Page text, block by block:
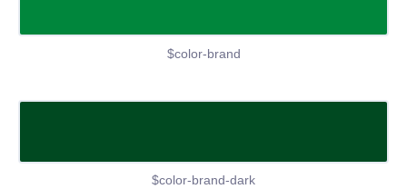
$color-brand
$color-brand-dark